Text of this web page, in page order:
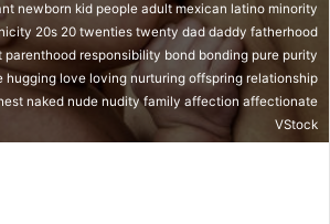
newborn kid people adult mexican latino minority
20s 20 twenties twenty dad daddy fatherhood
parenthood responsibility bond bonding pure purity
hugging love loving nurturing offspring relationship
naked nude nudity family affection affectionate
VStock